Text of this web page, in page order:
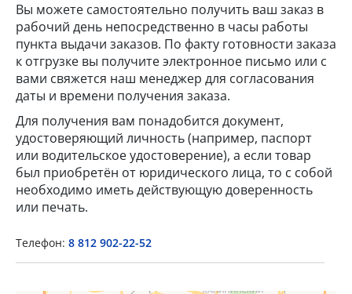
Вы можете самостоятельно получить ваш заказ в
рабочий день непосредственно в часы работы
пункта выдачи заказов. По факту готовности заказа
к отгрузке вы получите электронное письмо или с
вами свяжется наш менеджер для согласования
даты и времени получения заказа.
Для получения вам понадобится документ,
удостоверяющий личность (например, паспорт
или водительское удостоверение), а если товар
был приобретён от юридического лица, то с собой
необходимо иметь действующую доверенность
или печать.
Телефон: 8 812 902-22-52
Popup Title
×